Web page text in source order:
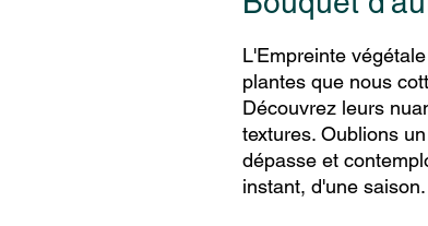
L'Empreinte
plantes que nous
Découvrez leurs
textures. Oublions
dépasse et
instant, d'une saison.